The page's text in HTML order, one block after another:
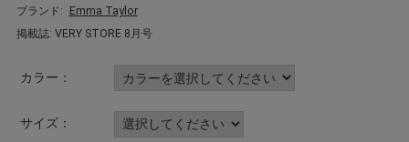
s
t
a
ブランド:
Emma Taylor
掲載誌: VERY STORE 8月号
カラー：
サイズ：